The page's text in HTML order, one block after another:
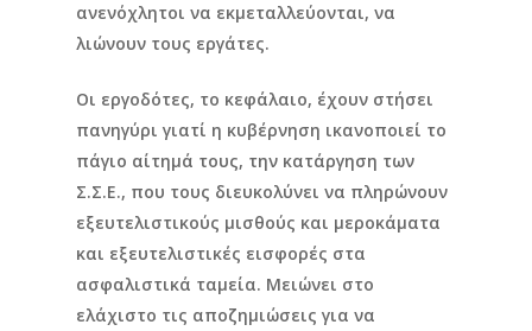
ανενόχλητοι να εκμεταλλεύονται, να
λιώνουν τους εργάτες.
Οι εργοδότες, το κεφάλαιο, έχουν στήσει
πανηγύρι γιατί η κυβέρνηση ικανοποιεί το
πάγιο αίτημά τους, την κατάργηση των
Σ.Σ.Ε., που τους διευκολύνει να πληρώνουν
εξευτελιστικούς μισθούς και μεροκάματα
και εξευτελιστικές εισφορές στα
ασφαλιστικά ταμεία. Μειώνει στο
ελάχιστο τις αποζημιώσεις για να